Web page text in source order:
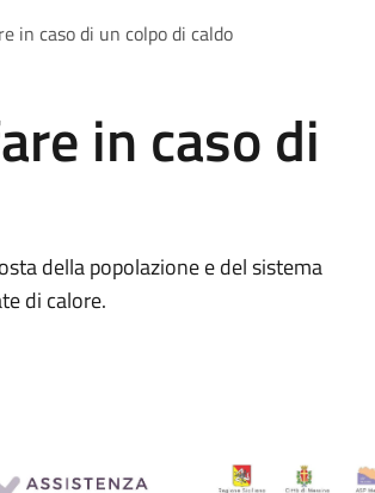
in caso di un colpo di caldo
in caso di
della popolazione e del sistema
di calore.